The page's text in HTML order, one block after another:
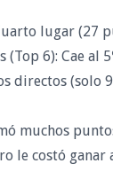
lugar (27
(Top 6): Cae al
directos (solo
muchos
le costó ganar